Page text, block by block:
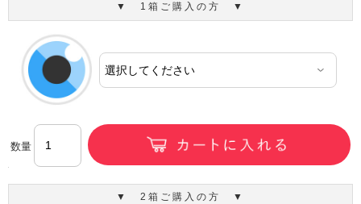
▼ 1箱ご購入の方 ▼
数量
▼ 2箱ご購入の方 ▼